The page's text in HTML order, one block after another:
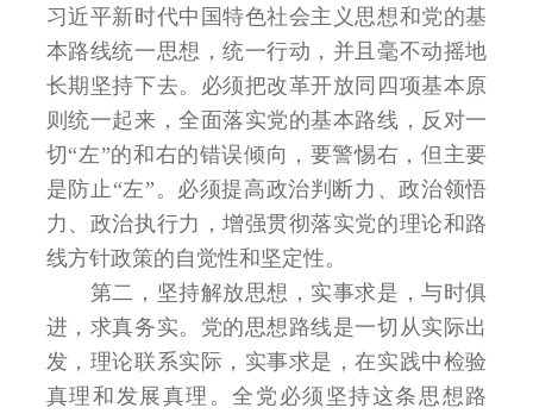
习近平新时代中国特色社会主义思想和党的基
本路线统一思想，统一行动，并且毫不动摇地
长期坚持下去。必须把改革开放同四项基本原
则统一起来，全面落实党的基本路线，反对一
切“左”的和右的错误倾向，要警惕右，但主要
是防止“左”。必须提高政治判断力、政治领悟
力、政治执行力，增强贯彻落实党的理论和路
线方针政策的自觉性和坚定性。
第二，坚持解放思想，实事求是，与时俱
进，求真务实。党的思想路线是一切从实际出
发，理论联系实际，实事求是，在实践中检验
真理和发展真理。全党必须坚持这条思想路